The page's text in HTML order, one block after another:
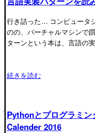
行き詰った… コンピュータ
のの、バーチャルマシンで
ターンという本は、言語の
続きを読む
Pythonとプログラミ
Calender 2016